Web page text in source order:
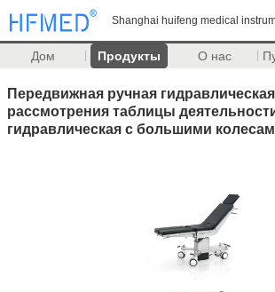
Shanghai huifeng medical
Дом Продукты О нас
Передвижная ручная
рассмотрения таблицы
гидравлическая с большими